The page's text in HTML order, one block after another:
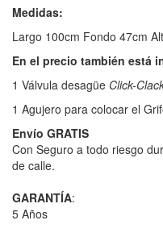
Medidas:
Largo 100cm Fondo 47cm
En el precio también está
1 Válvula desagüe Click-
1 Agujero para colocar el
Envío GRATIS
Con Seguro a todo riesgo
de calle.
GARANTÍA:
5 Años